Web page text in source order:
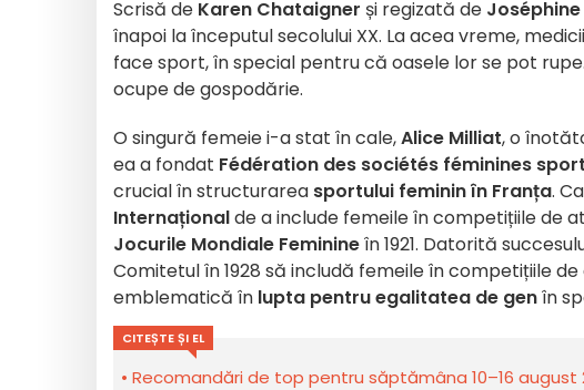
Scrisă de Karen Chataigner și regizată de
înapoi la începutul secolului XX. La acea vreme,
face sport, în special pentru că oasele lor se pot
ocupe de gospodărie.
O singură femeie i-a stat în cale,Alice Milliat, o
ea a fondat Fédération des sociétés féminines
crucial în structurarea sportului feminin în Franța.
Internaționalde a include femeile în competițiile de
Jocurile Mondiale Feminineîn 1921. Datorită
Comitetul în 1928 să includă femeile în competițiile
emblematică în lupta pentru egalitatea de genîn
CITEȘTE ȘI EL
Recomandări de top pentru săptămâna 10–16 august